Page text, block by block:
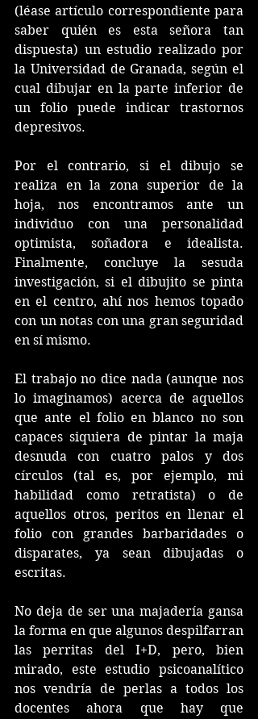
(léase artículo correspondiente para
saber quién es esta señora tan
dispuesta) un estudio realizado por
la Universidad de Granada, según el
cual dibujar en la parte inferior de
un folio puede indicar trastornos
depresivos.
Por el contrario, si el dibujo se
realiza en la zona superior de la
hoja, nos encontramos ante un
individuo con una personalidad
optimista, soñadora e idealista.
Finalmente, concluye la sesuda
investigación, si el dibujito se pinta
en el centro, ahí nos hemos topado
con un notas con una gran seguridad
en sí mismo.
El trabajo no dice nada (aunque nos
lo imaginamos) acerca de aquellos
que ante el folio en blanco no son
capaces siquiera de pintar la maja
desnuda con cuatro palos y dos
círculos (tal es, por ejemplo, mi
habilidad como retratista) o de
aquellos otros, peritos en llenar el
folio con grandes barbaridades o
disparates, ya sean dibujadas o
escritas.
No deja de ser una majadería gansa
la forma en que algunos despilfarran
las perritas del I+D, pero, bien
mirado, este estudio psicoanalítico
nos vendría de perlas a todos los
docentes ahora que hay que